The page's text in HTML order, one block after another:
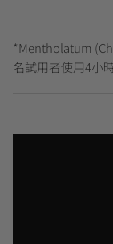
*Mentholatum
名試用者使用4小